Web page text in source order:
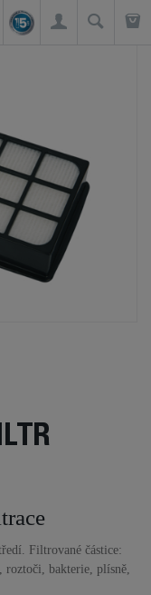
Filtrované částice:
roztoči, bakterie, plísně,